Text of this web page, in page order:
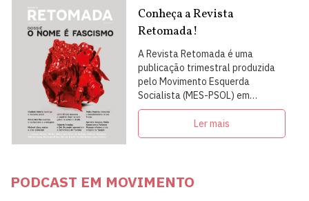
Conheça a Revista
Retomada!
A Revista Retomada é uma
publicação trimestral produzida
pelo Movimento Esquerda
Socialista (MES-PSOL) em
articulação com intelectuais,
militantes e artistas
Ler mais
PODCAST EM MOVIMENTO